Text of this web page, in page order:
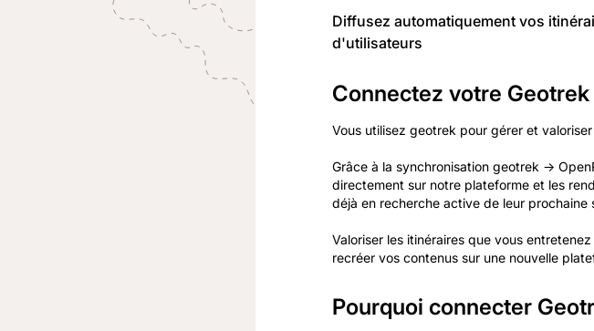
Diffusez automatiquement vos
d'utilisateurs
Connectez votre Geotrek
Vous utilisez geotrek pour gérer et
Grâce à la synchronisation geotrek →
directement sur notre plateforme et les
déjà en recherche active de leur prochaine
Valoriser les itinéraires que vous
recréer vos contenus sur une nouvelle
Pourquoi connecter